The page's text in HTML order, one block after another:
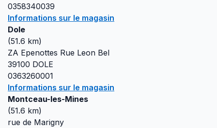
0358340039
Informations sur le magasin
Dole
(51.6 km)
ZA Epenottes Rue Leon Bel
39100 DOLE
0363260001
Informations sur le magasin
Montceau-les-Mines
(51.6 km)
rue de Marigny